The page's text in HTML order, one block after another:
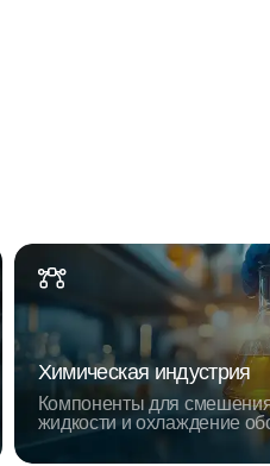
Химическая индустрия
Компоненты для
жидкости и охлаждение